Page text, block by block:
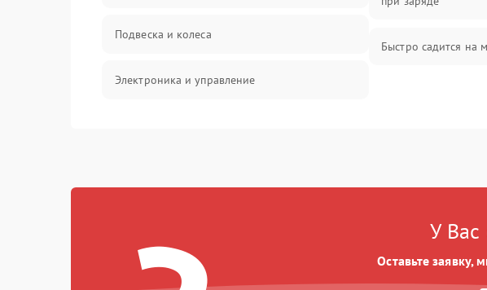
Подвеска и колеса
Электроника и управление
Батарея
Быстро садится на
У Вас
Оставьте